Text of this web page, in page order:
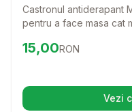
Castronul antiderapant
pentru a face masa cat
excelenta, acest
Preț:15.00
15,00RON
Vezi